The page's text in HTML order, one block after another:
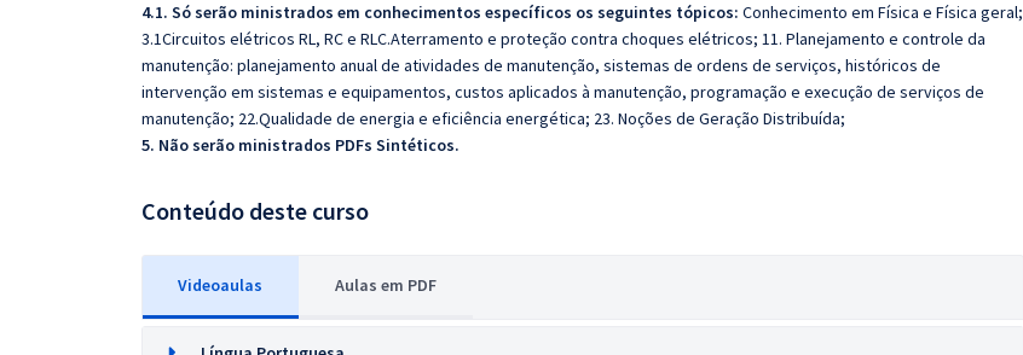
4.1. Só serão ministrados em conhecimentos específicos os seguintes tópicos: Conhecimento em Física e Física geral;
3.1Circuitos elétricos RL, RC e RLC.Aterramento e proteção contra choques elétricos; 11. Planejamento e controle da
manutenção: planejamento anual de atividades de manutenção, sistemas de ordens de serviços, históricos de
intervenção em sistemas e equipamentos, custos aplicados à manutenção, programação e execução de serviços de
manutenção; 22.Qualidade de energia e eficiência energética; 23. Noções de Geração Distribuída;
5. Não serão ministrados PDFs Sintéticos.
Conteúdo deste curso
Videoaulas Aulas em PDF